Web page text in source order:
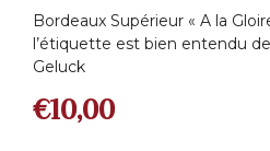
Bordeaux Supérieur « A la
l’étiquette est bien entendu
Geluck
€10,00